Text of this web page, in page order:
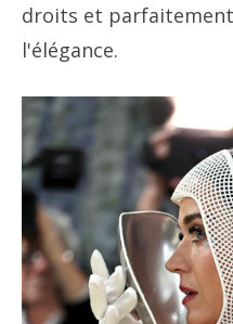
droits et
l'élégance.